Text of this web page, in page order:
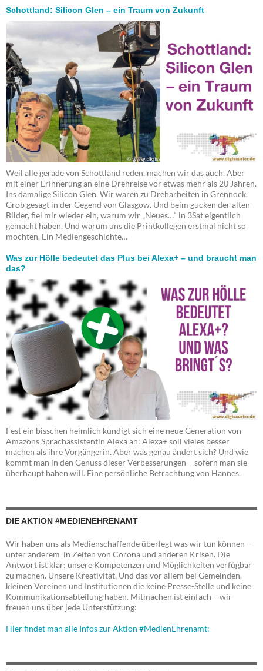
Schottland: Silicon Glen – ein Traum von Zukunft
Weil alle gerade von Schottland reden, machen wir das auch. Aber
mit einer Erinnerung an eine Drehreise vor etwas mehr als 20 Jahren.
Ins damalige Silicon Glen. Wir waren zu Dreharbeiten in Grennock.
Grob gesagt in der Gegend von Glasgow. Und beim gucken der alten
Bilder, fiel mir wieder ein, warum wir „Neues…“ in 3Sat eigentlich
gemacht haben. Und warum uns die Printkollegen erstmal nicht so
mochten. Ein Mediengeschichte…
Was zur Hölle bedeutet das Plus bei Alexa+ – und braucht man
das?
Fest ein bisschen heimlich kündigt sich eine neue Generation von
Amazons Sprachassistentin Alexa an: Alexa+ soll vieles besser
machen als ihre Vorgängerin. Aber was genau ändert sich? Und wie
kommt man in den Genuss dieser Verbesserungen – sofern man sie
überhaupt haben will. Eine persönliche Betrachtung von Hannes.
DIE AKTION #MEDIENEHRENAMT
Wir haben uns als Medienschaffende überlegt was wir tun können –
unter anderem in Zeiten von Corona und anderen Krisen. Die
Antwort ist klar: unsere Kompetenzen und Möglichkeiten verfügbar
zu machen. Unsere Kreativität. Und das vor allem bei Gemeinden,
kleinen Vereinen und Institutionen die keine Presse-Stelle und keine
Kommunikationsabteilung haben. Mitmachen ist einfach – wir
freuen uns über jede Unterstützung:
Hier findet man alle Infos zur Aktion #MedienEhrenamt: